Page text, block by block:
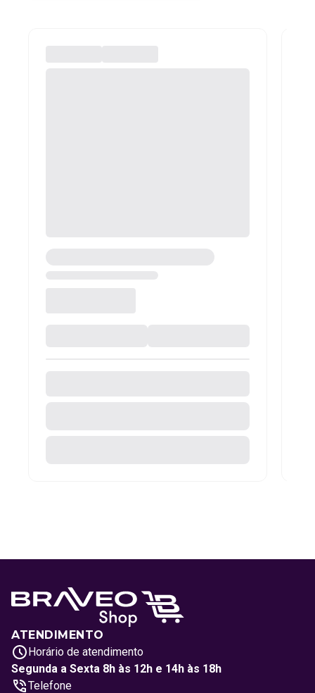
ATENDIMENTO
Horário de atendimento
Segunda a Sexta 8h às 12h e 14h às 18h
Telefone